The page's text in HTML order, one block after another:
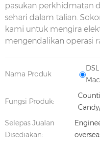
pasukan perkhidmatan
sehari dalam talian.
kami untuk mengira
mengendalikan operasi
Nama Produk
Fungsi Produk:
Selepas Jualan
Disediakan: